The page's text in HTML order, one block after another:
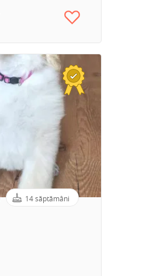
14 săptămâni